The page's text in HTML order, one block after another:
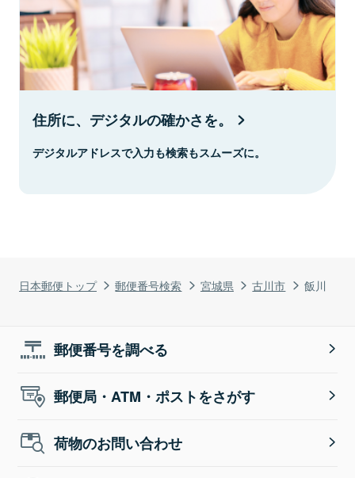
日本郵便トップ 郵便番号検索 宮城県 古川市 飯川
住所に、デジタルの確かさを。
デジタルアドレスで入力も検索もスムーズに。
郵便番号を調べる
郵便局・ATM・ポストをさがす
荷物のお問い合わせ